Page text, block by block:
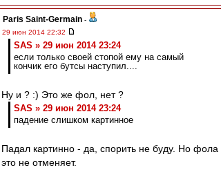
Paris Saint-Germain -
29 июн 2014 22:32
SAS » 29 июн 2014 23:24
если только своей стопой ему на самый
кончик его бутсы наступил....
Ну и ? :) Это же фол, нет ?
SAS » 29 июн 2014 23:24
падение слишком картинное
Падал картинно - да, спорить не буду. Но фола
это не отменяет.